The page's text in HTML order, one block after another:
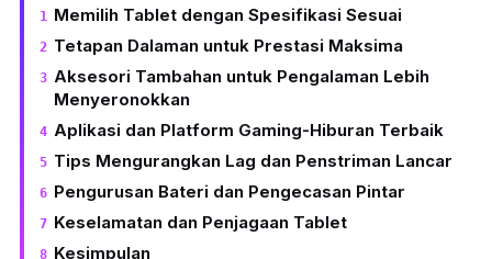
Memilih Tablet dengan Spesifikasi Sesuai
Tetapan Dalaman untuk Prestasi Maksima
Aksesori Tambahan untuk Pengalaman Lebih
Menyeronokkan
Aplikasi dan Platform Gaming-Hiburan Terbaik
Tips Mengurangkan Lag dan Penstriman Lancar
Pengurusan Bateri dan Pengecasan Pintar
Keselamatan dan Penjagaan Tablet
Kesimpulan